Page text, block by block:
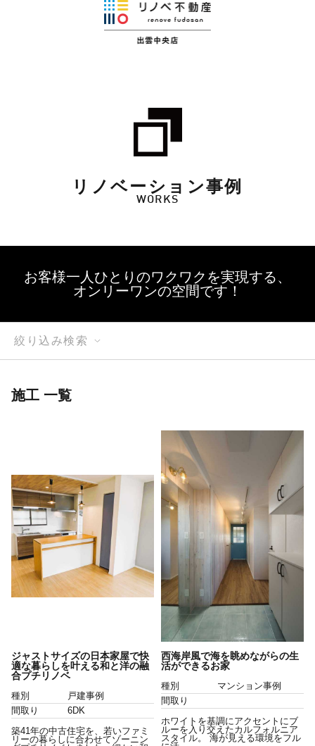
リノベーション事例
WORKS
お客様一人ひとりのワクワクを実現する、
オンリーワンの空間です！
絞り込み検索
施工 一覧
ジャストサイズの日本家屋で快
適な暮らしを叶える和と洋の融
合プチリノベ
種別
戸建事例
間取り
6DK
築41年の中古住宅を、若いファミ
リーの暮らしに合わせてゾーニン
西海岸風で海を眺めながらの生
活ができるお家
種別
マンション事例
間取り
ホワイトを基調にアクセントにブ
ルーを入り交えたカルフォルニア
スタイル。 海が見える環境をフル